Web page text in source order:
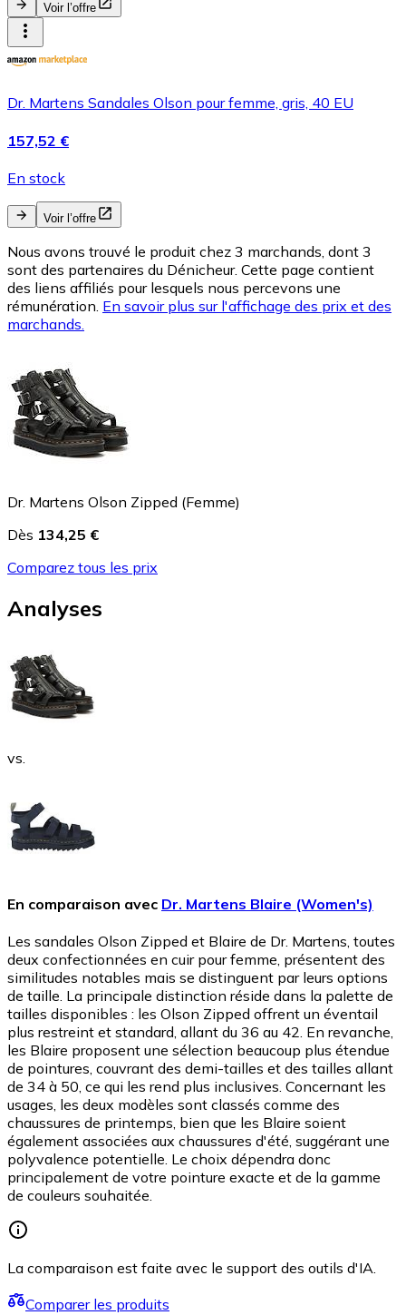
Voir l’offre
Dr. Martens Sandales Olson pour femme, gris, 40 EU
157,52 €
En stock
Voir l’offre
Nous avons trouvé le produit chez 3 marchands, dont 3
sont des partenaires du Dénicheur. Cette page contient
des liens affiliés pour lesquels nous percevons une
rémunération. En savoir plus sur l'affichage des prix et des
marchands.
Dr. Martens Olson Zipped (Femme)
Dès 134,25 €
Comparez tous les prix
Analyses
vs.
En comparaison avec Dr. Martens Blaire (Women's)
Les sandales Olson Zipped et Blaire de Dr. Martens, toutes
deux confectionnées en cuir pour femme, présentent des
similitudes notables mais se distinguent par leurs options
de taille. La principale distinction réside dans la palette de
tailles disponibles : les Olson Zipped offrent un éventail
plus restreint et standard, allant du 36 au 42. En revanche,
les Blaire proposent une sélection beaucoup plus étendue
de pointures, couvrant des demi-tailles et des tailles allant
de 34 à 50, ce qui les rend plus inclusives. Concernant les
usages, les deux modèles sont classés comme des
chaussures de printemps, bien que les Blaire soient
également associées aux chaussures d'été, suggérant une
polyvalence potentielle. Le choix dépendra donc
principalement de votre pointure exacte et de la gamme
de couleurs souhaitée.
La comparaison est faite avec le support des outils d'IA.
Comparer les produits